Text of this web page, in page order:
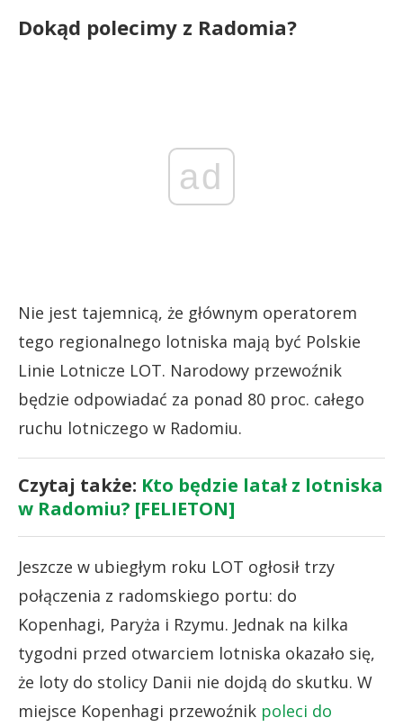
Dokąd polecimy z Radomia?
ad
Nie jest tajemnicą, że głównym operatorem
tego regionalnego lotniska mają być Polskie
Linie Lotnicze LOT. Narodowy przewoźnik
będzie odpowiadać za ponad 80 proc. całego
ruchu lotniczego w Radomiu.
Czytaj także: Kto będzie latał z lotniska
w Radomiu? [FELIETON]
Jeszcze w ubiegłym roku LOT ogłosił trzy
połączenia z radomskiego portu: do
Kopenhagi, Paryża i Rzymu. Jednak na kilka
tygodni przed otwarciem lotniska okazało się,
że loty do stolicy Danii nie dojdą do skutku. W
miejsce Kopenhagi przewoźnik poleci do